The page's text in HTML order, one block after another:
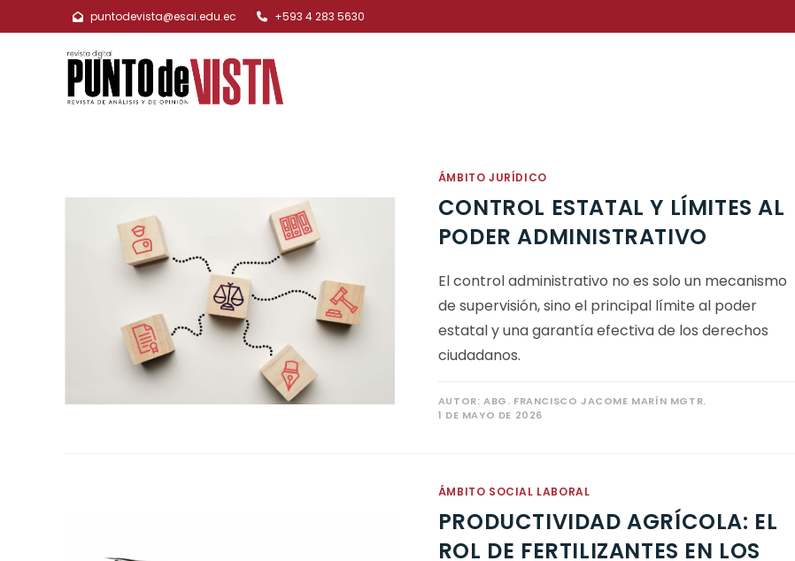
puntodevista@esai.edu.ec +593 4 283 5630
ÁMBITO JURÍDICO
CONTROL ESTATAL Y LÍMITES AL
PODER ADMINISTRATIVO
El control administrativo no es solo un mecanismo
de supervisión, sino el principal límite al poder
estatal y una garantía efectiva de los derechos
ciudadanos.
AUTOR: ABG. FRANCISCO JACOME MARÍN MGTR.
1 DE MAYO DE 2026
ÁMBITO SOCIAL LABORAL
PRODUCTIVIDAD AGRÍCOLA: EL
ROL DE FERTILIZANTES EN LOS